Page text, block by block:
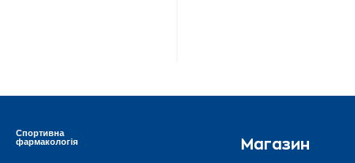
Спортивна
фармакологія
Магазин